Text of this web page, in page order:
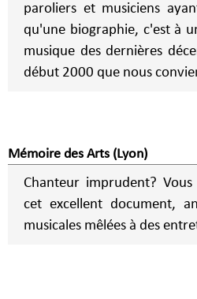
paroliers et musiciens
qu'une biographie, c'est à
musique des dernières
début 2000 que nous
Mémoire des Arts (Lyon)
Chanteur imprudent?
cet excellent document,
musicales mêlées à des